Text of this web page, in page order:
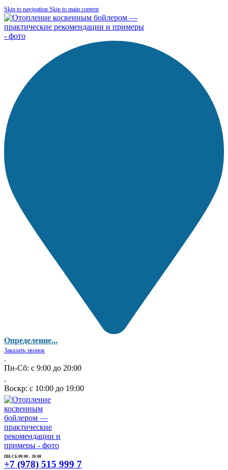
Skip to navigation Skip to main content
Определение...
Заказать звонок
.
Пн-Сб: с 9:00 до 20:00
.
Воскр: с 10:00 до 19:00
ПН-СБ 09:00 - 20:00
+7 (978) 515 999 7